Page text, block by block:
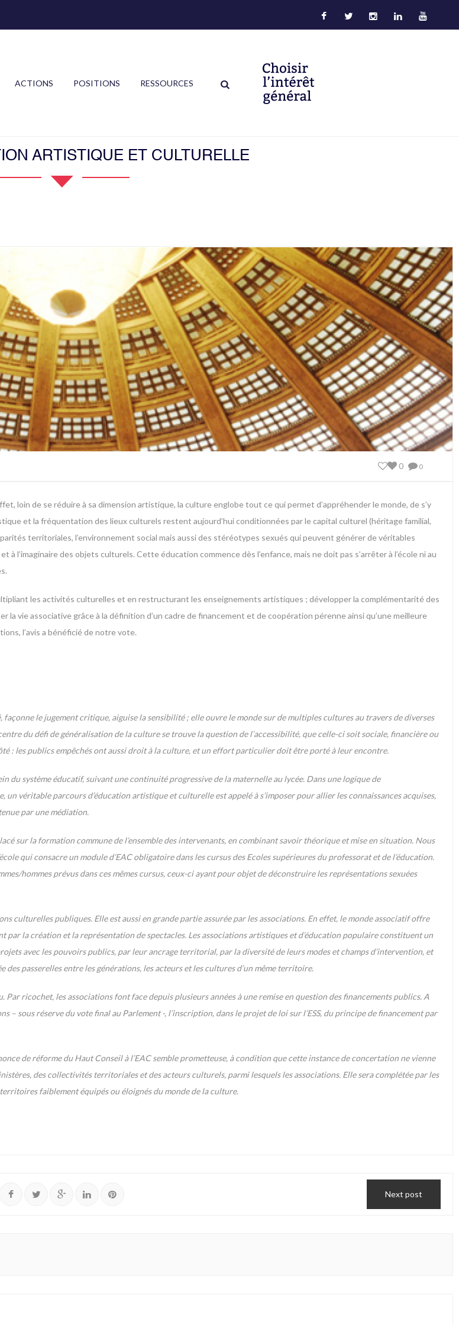
ACTIONS POSITIONS RESSOURCES
ARTISTIQUE ET CULTURELLE
0
0
loin de se réduire à sa dimension artistique, la culture englobe tout ce qui permet d’appréhender le monde, de s’y
et la fréquentation des lieux culturels restent aujourd’hui conditionnées par le capital culturel (héritage familial,
territoriales, l’environnement social mais aussi des stéréotypes sexués qui peuvent générer de véritables
à l’imaginaire des objets culturels. Cette éducation commence dès l’enfance, mais ne doit pas s’arrêter à l’école ni au
les activités culturelles et en restructurant les enseignements artistiques ; développer la complémentarité des
vie associative grâce à la définition d’un cadre de financement et de coopération pérenne ainsi qu’une meilleure
l’avis a bénéficié de notre vote.
le jugement critique, aiguise la sensibilité ; elle ouvre le monde sur de multiples cultures au travers de diverses
du défi de généralisation de la culture se trouve la question de l’accessibilité, que celle-ci soit sociale, financière ou
: les publics empêchés ont aussi droit à la culture, et un effort particulier doit être porté à leur encontre.
du système éducatif, suivant une continuité progressive de la maternelle au lycée. Dans une logique de
véritable parcours d’éducation artistique et culturelle est appelé à s’imposer pour allier les connaissances acquises,
par une médiation.
sur la formation commune de l’ensemble des intervenants, en combinant savoir théorique et mise en situation. Nous
qui consacre un module d’EAC obligatoire dans les cursus des Ecoles supérieures du professorat et de l’éducation.
hommes prévus dans ces mêmes cursus, ceux-ci ayant pour objet de déconstruire les représentations sexuées
culturelles publiques. Elle est aussi en grande partie assurée par les associations. En effet, le monde associatif offre
par la création et la représentation de spectacles. Les associations artistiques et d’éducation populaire constituent un
avec les pouvoirs publics, par leur ancrage territorial, par la diversité de leurs modes et champs d’intervention, et
passerelles entre les générations, les acteurs et les cultures d’un même territoire.
ricochet, les associations font face depuis plusieurs années à une remise en question des financements publics. A
– sous réserve du vote final au Parlement -, l’inscription, dans le projet de loi sur l’ESS, du principe de financement par
de réforme du Haut Conseil à l’EAC semble prometteuse, à condition que cette instance de concertation ne vienne
des collectivités territoriales et des acteurs culturels, parmi lesquels les associations. Elle sera complétée par les
faiblement équipés ou éloignés du monde de la culture.
Next post